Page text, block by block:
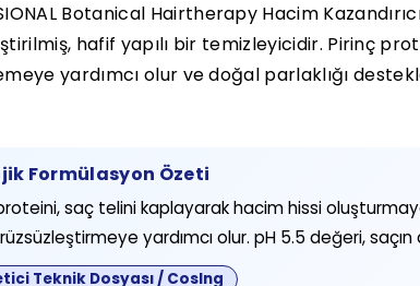
Botanical Hairtherapy Hacim
hafif yapılı bir temizleyicidir. Pirinç
yardımcı olur ve doğal parlaklığı
Formülasyon Özeti
saç telini kaplayarak hacim hissi
yardımcı olur. pH 5.5 değeri,
Teknik Dosyası / CosIng